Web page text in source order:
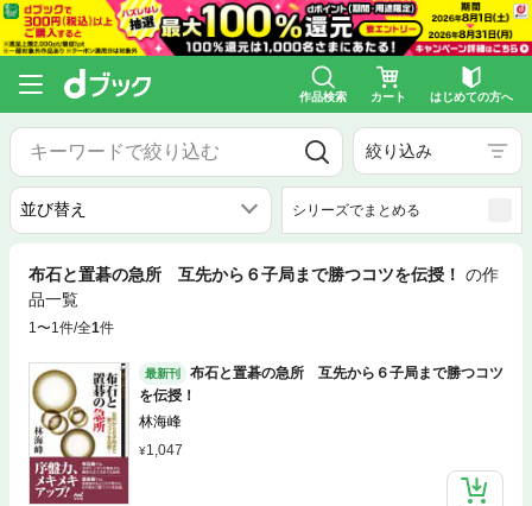
作品検索 カート はじめての方へ
絞り込み
シリーズでまとめる
布石と置碁の急所 互先から６子局まで勝つコツを伝授！ の作
品一覧
1〜1件/全1件
最新刊
布石と置碁の急所 互先から６子局まで勝つコツ
を伝授！
林海峰
1,047